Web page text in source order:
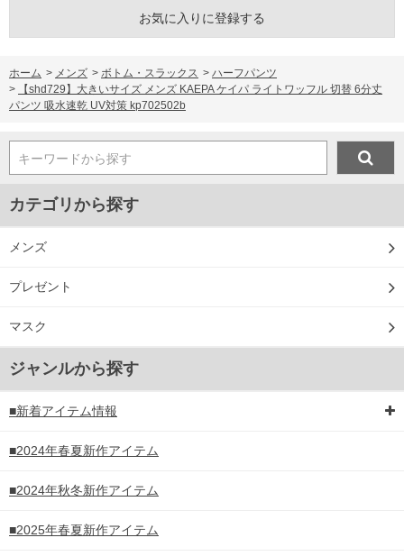
お気に入りに登録する
ホーム > メンズ > ボトム・スラックス > ハーフパンツ
>
【shd729】大きいサイズ メンズ KAEPA ケイパ ライトワッフル 切替 6分丈
パンツ 吸水速乾 UV対策 kp702502b
キーワードから探す
カテゴリから探す
メンズ
プレゼント
マスク
ジャンルから探す
■新着アイテム情報
■2024年春夏新作アイテム
■2024年秋冬新作アイテム
■2025年春夏新作アイテム